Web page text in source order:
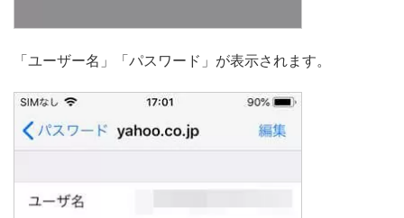
「ユーザー名」「パスワード」が表示されます。